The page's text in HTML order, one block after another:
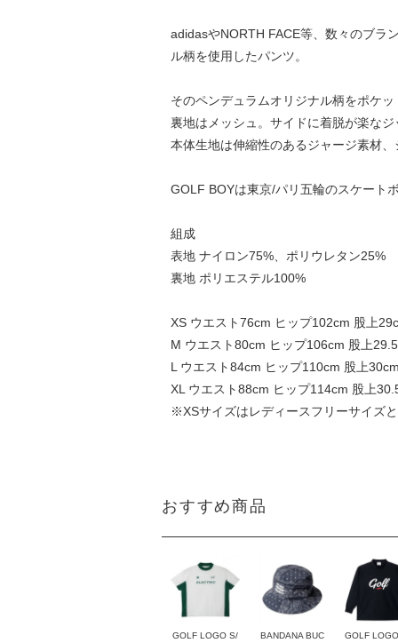
adidasやNORTH FACE等、数々のブラ
ル柄を使用したパンツ。
そのペンデュラムオリジナル柄をポケ
裏地はメッシュ。サイドに着脱が楽なジ
本体生地は伸縮性のあるジャージ素材
GOLF BOYは東京/パリ五輪のスケート
組成
表地 ナイロン75%、ポリウレタン25%
裏地 ポリエステル100%
XS ウエスト76cm ヒップ102cm 股上
M ウエスト80cm ヒップ106cm 股上
L ウエスト84cm ヒップ110cm 股上
XL ウエスト88cm ヒップ114cm 股上
※XSサイズはレディースフリーサイズ
おすすめ商品
GOLF LOGO S/
BANDANA BUC
GOLF